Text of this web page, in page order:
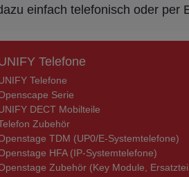
einfach telefonisch oder per
Telefone
Telefone
Serie
DECT Mobilteile
Zubehör
TDM (UP0/E-Systemtelefone)
HFA (IP-Systemtelefone)
Zubehör (Key Module,